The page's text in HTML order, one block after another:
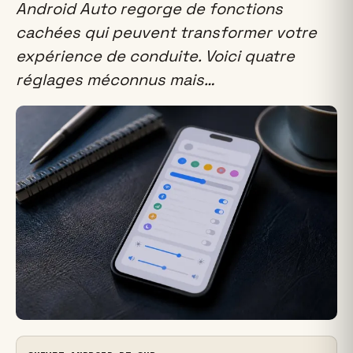
Android Auto regorge de fonctions
cachées qui peuvent transformer votre
expérience de conduite. Voici quatre
réglages méconnus mais…